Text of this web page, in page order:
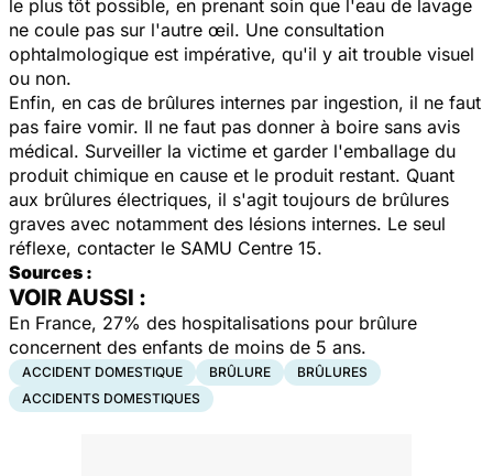
le plus tôt possible, en prenant soin que l'eau de lavage
ne coule pas sur l'autre œil. Une consultation
ophtalmologique est impérative, qu'il y ait trouble visuel
ou non.
Enfin, en cas de brûlures internes par ingestion, il ne faut
pas faire vomir. Il ne faut pas donner à boire sans avis
médical. Surveiller la victime et garder l'emballage du
produit chimique en cause et le produit restant. Quant
aux brûlures électriques, il s'agit toujours de brûlures
graves avec notamment des lésions internes. Le seul
réflexe, contacter le SAMU Centre 15.
Sources :
VOIR AUSSI :
En France, 27% des hospitalisations pour brûlure
concernent des enfants de moins de 5 ans.
ACCIDENT DOMESTIQUE BRÛLURE
BRÛLURES
ACCIDENTS DOMESTIQUES